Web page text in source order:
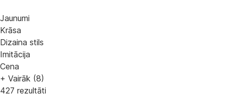
Jaunumi
Krāsa
Dizaina stils
Imitācija
Cena
+ Vairāk (8)
427 rezultāti